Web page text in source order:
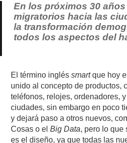
En los próximos 30
migratorios hacia las
la transformación
todos los aspectos del
El término ingléssmartque hoy
unido al concepto de productos,
teléfonos, relojes, ordenadores,
ciudades, sin embargo en poco
y dejará paso a otros nuevos,
Cosas o elBig Data, pero lo que
es el diseño, ya que todas las